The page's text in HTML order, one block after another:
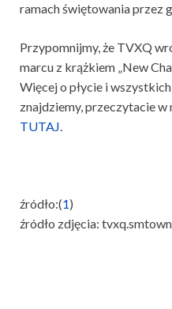
ramach świętowania przez
Przypomnijmy, że TVXQ
marcu z krążkiem „New
Więcej o płycie i
znajdziemy, przeczytacie w
TUTAJ.
źródło:(1)
źródło zdjęcia: